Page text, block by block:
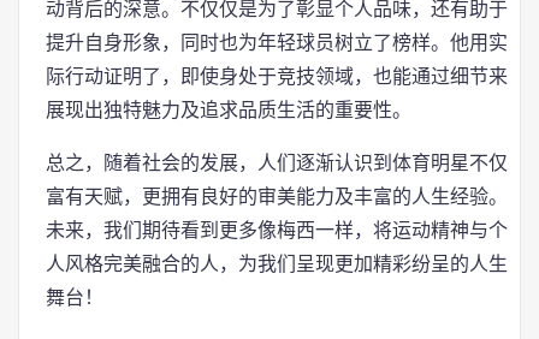
动背后的深意。不仅仅是为了彰显个人品味，还有助于
提升自身形象，同时也为年轻球员树立了榜样。他用实
际行动证明了，即使身处于竞技领域，也能通过细节来
展现出独特魅力及追求品质生活的重要性。
总之，随着社会的发展，人们逐渐认识到体育明星不仅
富有天赋，更拥有良好的审美能力及丰富的人生经验。
未来，我们期待看到更多像梅西一样，将运动精神与个
人风格完美融合的人，为我们呈现更加精彩纷呈的人生
舞台！